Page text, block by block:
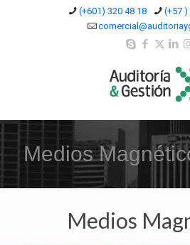
(+601) 320 48 18
(+57 )
Medios
Medios